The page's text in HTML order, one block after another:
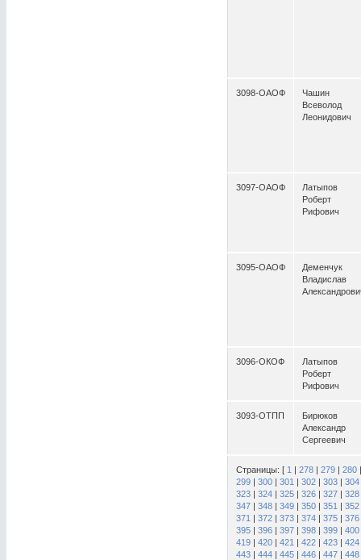
3098-ОАОФ
Чашин
Всеволод
Леонидович
3097-ОАОФ
Латыпов
Роберт
Рифович
3095-ОАОФ
Деменчук
Владислав
3096-ОКОФ
Латыпов
Роберт
Рифович
3093-ОТПП
Бирюков
Александр
Сергеевич
Страницы: [ 1 | 278 | 279 | 280
299 | 300 | 301 | 302 | 303 | 304
323 | 324 | 325 | 326 | 327 | 328
347 | 348 | 349 | 350 | 351 | 352
371 | 372 | 373 | 374 | 375 | 376
395 | 396 | 397 | 398 | 399 | 400
419 | 420 | 421 | 422 | 423 | 424
443 | 444 | 445 | 446 | 447 | 448